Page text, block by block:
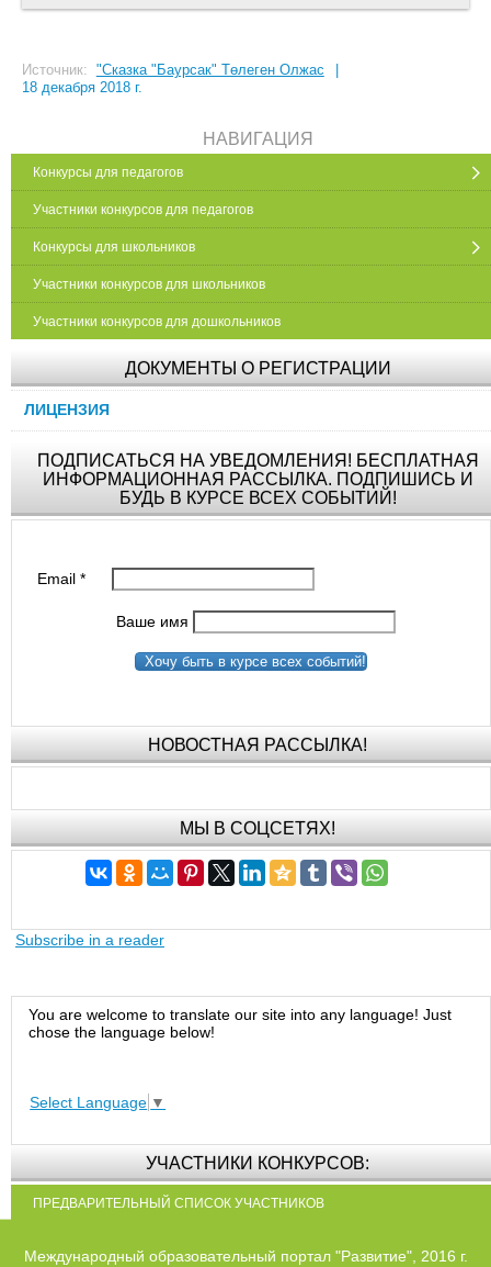
Источник: "Сказка "Баурсак" Төлеген Олжас
|
18 декабря 2018 г.
НАВИГАЦИЯ
Конкурсы для педагогов
Участники конкурсов для педагогов
Конкурсы для школьников
Участники конкурсов для школьников
Участники конкурсов для дошкольников
ДОКУМЕНТЫ О РЕГИСТРАЦИИ
ЛИЦЕНЗИЯ
ПОДПИСАТЬСЯ НА УВЕДОМЛЕНИЯ! БЕСПЛАТНАЯ
ИНФОРМАЦИОННАЯ РАССЫЛКА. ПОДПИШИСЬ И
БУДЬ В КУРСЕ ВСЕХ СОБЫТИЙ!
Email*
Ваше имя
Хочу быть в курсе всех событий!
НОВОСТНАЯ РАССЫЛКА!
МЫ В СОЦСЕТЯХ!
Subscribe in a reader
You are welcome to translate our site into any language! Just
chose the language below!
Select Language ▼
УЧАСТНИКИ КОНКУРСОВ:
ПРЕДВАРИТЕЛЬНЫЙ СПИСОК УЧАСТНИКОВ
Международный образовательный портал "Развитие", 2016 г.